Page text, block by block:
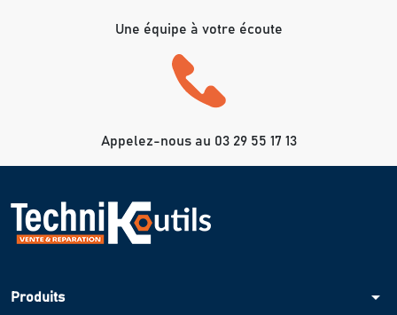
Une équipe à votre écoute
Appelez-nous au 03 29 55 17 13
Produits arrow_drop_down